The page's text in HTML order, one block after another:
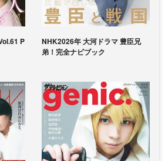
P
NHK2026年 大河ドラマ 豊臣兄
弟！完全ナビブック